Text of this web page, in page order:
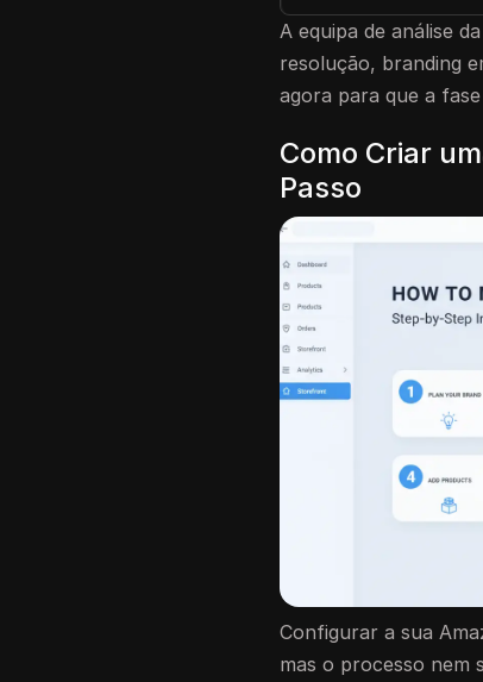
A equipa de análise
resolução, branding
agora para que a
Como Criar
Passo
Configurar a sua
mas o processo nem